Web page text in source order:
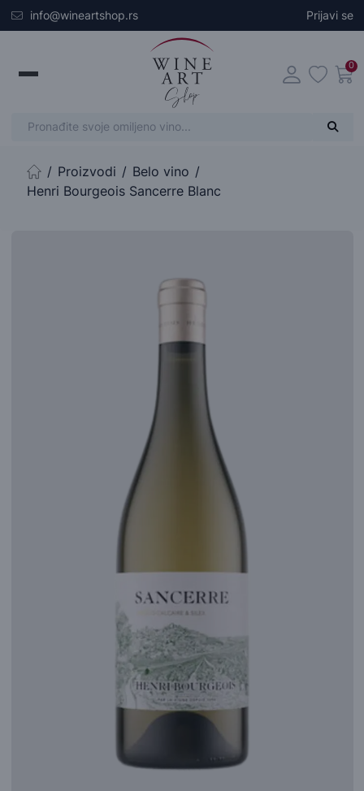
Skip to main content
info@wineartshop.rs Prijavi se
0
Početna stranica
Proizvodi
Belo vino
Henri Bourgeois Sancerre Blanc